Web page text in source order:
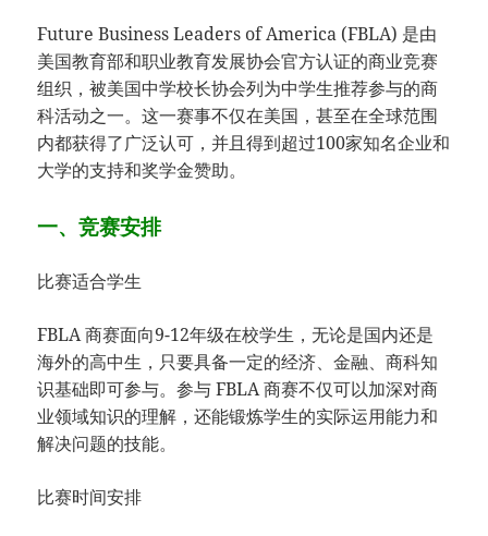
Future Business Leaders of America (FBLA) 是由
美国教育部和职业教育发展协会官方认证的商业竞赛
组织，被美国中学校长协会列为中学生推荐参与的商
科活动之一。这一赛事不仅在美国，甚至在全球范围
内都获得了广泛认可，并且得到超过100家知名企业和
大学的支持和奖学金赞助。
一、竞赛安排
比赛适合学生
FBLA 商赛面向9-12年级在校学生，无论是国内还是
海外的高中生，只要具备一定的经济、金融、商科知
识基础即可参与。参与 FBLA 商赛不仅可以加深对商
业领域知识的理解，还能锻炼学生的实际运用能力和
解决问题的技能。
比赛时间安排